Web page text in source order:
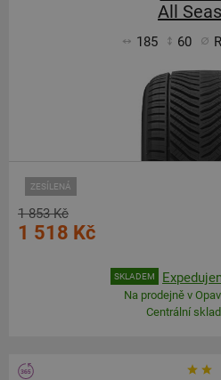
All
185 60
ZESÍLENÁ
1 853 Kč
1 518 Kč
SKLADEM
Na prodejně v
Centrální